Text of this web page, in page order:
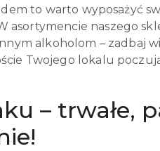
to warto wyposażyć
naszego
alkoholom – zadbaj
Twojego lokalu
– trwałe,